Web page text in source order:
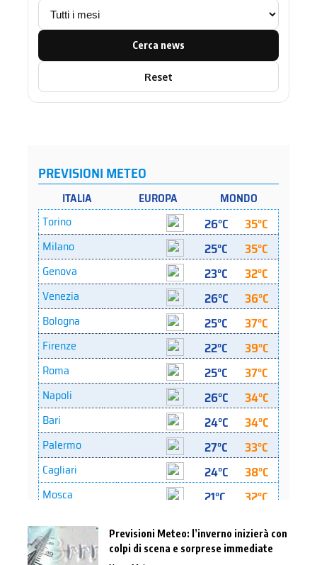
Cerca news
Reset
Previsioni Meteo: l’inverno inizierà con
colpi di scena e sorprese immediate